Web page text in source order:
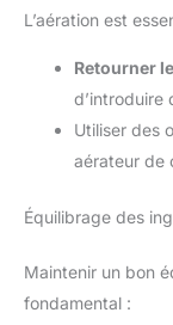
L’aération est
Retourner
d’introduire
Utiliser des
aérateur de
Équilibrage des
Maintenir un bon
fondamental :